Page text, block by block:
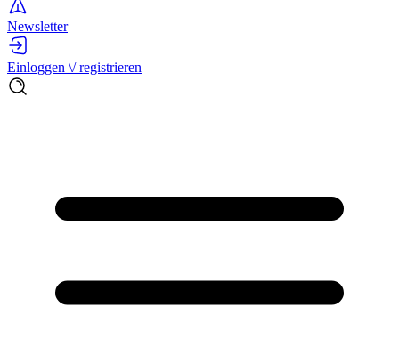
Newsletter
Einloggen \/ registrieren